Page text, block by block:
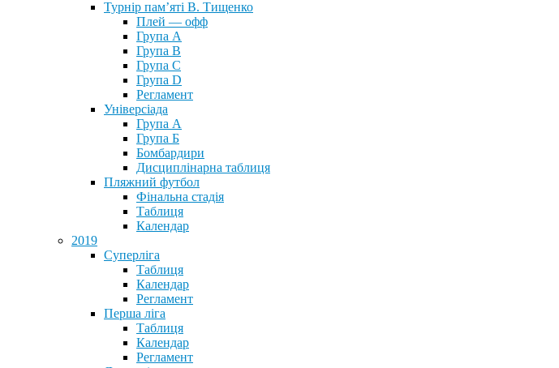
Турнір пам’яті В. Тищенко
Плей — офф
Група А
Група B
Група С
Група D
Регламент
Універсіада
Група А
Група Б
Бомбардири
Дисциплінарна таблиця
Пляжний футбол
Фінальна стадія
Таблиця
Календар
2019
Суперліга
Таблиця
Календар
Регламент
Перша ліга
Таблиця
Календар
Регламент